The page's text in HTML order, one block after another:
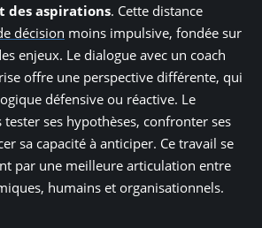
des aspirations. Cette distance
décision moins impulsive, fondée sur
enjeux. Le dialogue avec un coach
offre une perspective différente, qui
défensive ou réactive. Le
ses hypothèses, confronter ses
sa capacité à anticiper. Ce travail se
par une meilleure articulation entre
humains et organisationnels.